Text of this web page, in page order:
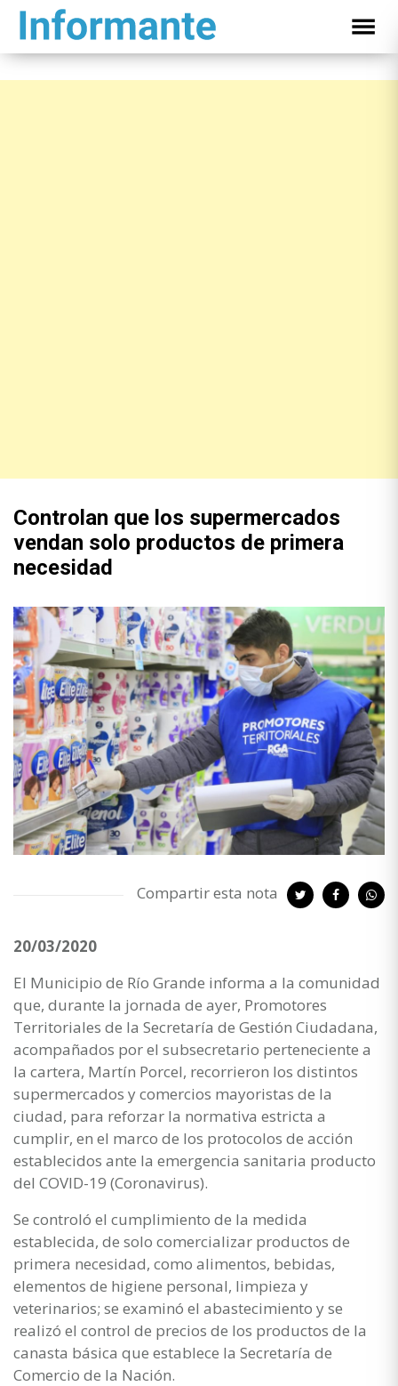
Controlan que los supermercados
vendan solo productos de primera
necesidad
Compartir esta nota
20/03/2020
El Municipio de Río Grande informa a la comunidad
que, durante la jornada de ayer, Promotores
Territoriales de la Secretaría de Gestión Ciudadana,
acompañados por el subsecretario perteneciente a
la cartera, Martín Porcel, recorrieron los distintos
supermercados y comercios mayoristas de la
ciudad, para reforzar la normativa estricta a
cumplir, en el marco de los protocolos de acción
establecidos ante la emergencia sanitaria producto
del COVID-19 (Coronavirus).
Se controló el cumplimiento de la medida
establecida, de solo comercializar productos de
primera necesidad, como alimentos, bebidas,
elementos de higiene personal, limpieza y
veterinarios; se examinó el abastecimiento y se
realizó el control de precios de los productos de la
canasta básica que establece la Secretaría de
Comercio de la Nación.